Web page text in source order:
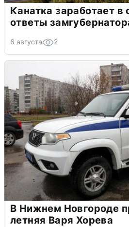
Канатка заработает в
ответы
6 августа 2
В Нижнем Новгороде
летняя Варя Хорева